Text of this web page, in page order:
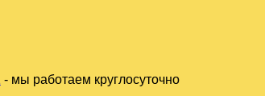
- мы работаем круглосуточно